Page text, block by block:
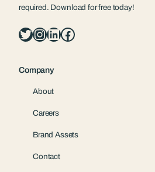
required. Download for free today!
Twitter InstagramLinkedIn Facebook
Company
About
Careers
Brand Assets
Contact